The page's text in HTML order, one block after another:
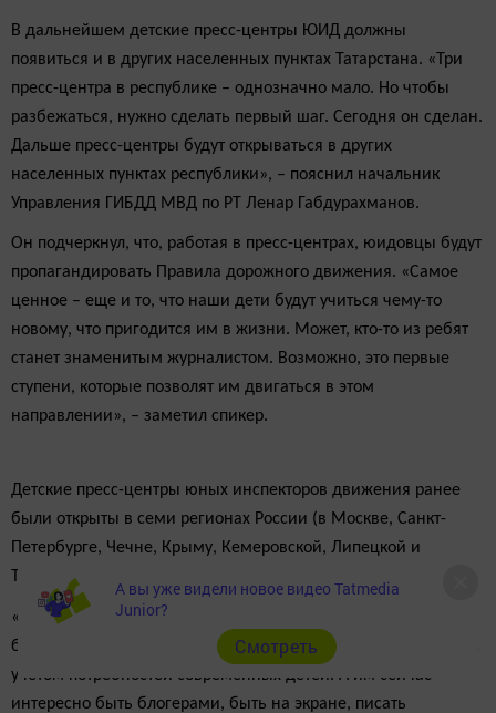
В дальнейшем детские пресс-центры ЮИД должны
появиться и в других населенных пунктах Татарстана. «Три
пресс-центра в республике – однозначно мало. Но чтобы
разбежаться, нужно сделать первый шаг. Сегодня он сделан.
Дальше пресс-центры будут открываться в других
населенных пунктах республики», – пояснил начальник
Управления ГИБДД МВД по РТ Ленар Габдурахманов.
Он подчеркнул, что, работая в пресс-центрах, юидовцы будут
пропагандировать Правила дорожного движения. «Самое
ценное – еще и то, что наши дети будут учиться чему-то
новому, что пригодится им в жизни. Может, кто-то из ребят
станет знаменитым журналистом. Возможно, это первые
ступени, которые позволят им двигаться в этом
направлении», – заметил спикер.
Детские пресс-центры юных инспекторов движения ранее
были открыты в семи регионах России (в Москве, Санкт-
Петербурге, Чечне, Крыму, Кемеровской, Липецкой и
Тюменской областях – прим. Т-и), добавила Суражевская.
«Этот год для движения ЮИД – юбилейный, 45 лет – это
большой срок. Мы решили, что нужно создать что-то новое с
учетом потребностей современных детей. А им сейчас
интересно быть блогерами, быть на экране, писать
А вы уже видели новое видео Tatmedia
Junior?
Cмотреть